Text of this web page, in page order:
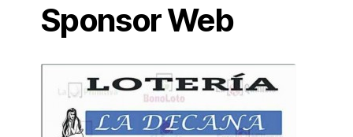
Sponsor Web